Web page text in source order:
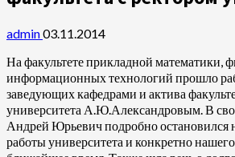
admin03.11.2014
На факультете прикладной математики,
информационных технологий прошло
заведующих кафедрами и актива
университета А.Ю.Александровым. В
Андрей Юрьевич подробно остановился
работы университета и конкретно нашего